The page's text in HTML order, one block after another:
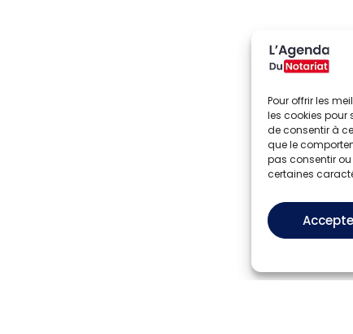
Pour offrir les
les cookies pour
de consentir à
que le
pas consentir
certaines